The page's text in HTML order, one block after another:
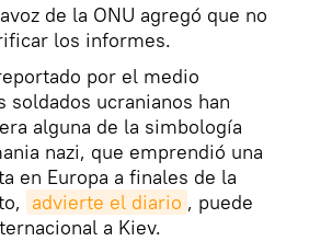
de la ONU agregó que no
los informes.
por el medio
soldados ucranianos han
alguna de la simbología
nazi, que emprendió una
en Europa a finales de la
advierte el diario , puede
a Kiev.